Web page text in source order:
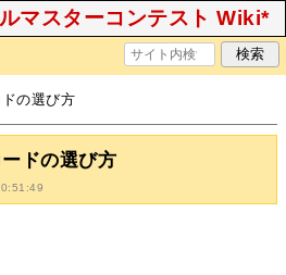
マスターコンテスト Wiki*
の選び方
ードの選び方